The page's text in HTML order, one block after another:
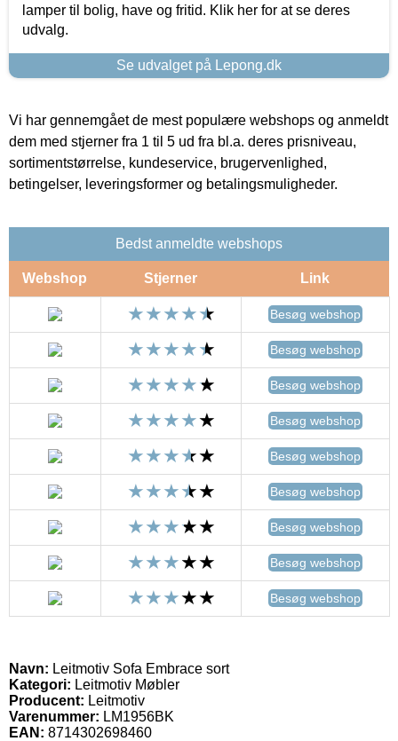
lamper til bolig, have og fritid. Klik her for at se deres
udvalg.
Se udvalget på Lepong.dk
Vi har gennemgået de mest populære webshops og anmeldt
dem med stjerner fra 1 til 5 ud fra bl.a. deres prisniveau,
sortimentstørrelse, kundeservice, brugervenlighed,
betingelser, leveringsformer og betalingsmuligheder.
Bedst anmeldte webshops
Webshop Stjerner Link
Besøg webshop
Besøg webshop
Besøg webshop
Besøg webshop
Besøg webshop
Besøg webshop
Besøg webshop
Besøg webshop
Besøg webshop
Navn: Leitmotiv Sofa Embrace sort
Kategori: Leitmotiv Møbler
Producent: Leitmotiv
Varenummer: LM1956BK
EAN: 8714302698460